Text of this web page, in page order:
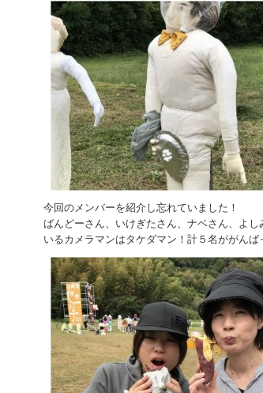
今回のメンバーを紹介し忘れていました！
ばんどーさん、いけぎたさん、ナベさん、よ
いるカメラマンはタケダマン！計５名ががんば